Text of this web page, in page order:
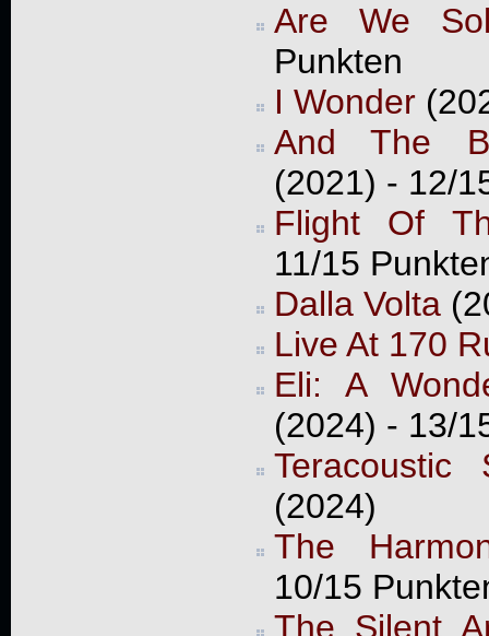
Are We
Punkten
I Wonder
And The
(2021) - 12/
Flight Of
11/15
Dalla Volta
Live At 170
Eli: A
(2024) - 13/
(2024)
The
10/15
The Silent